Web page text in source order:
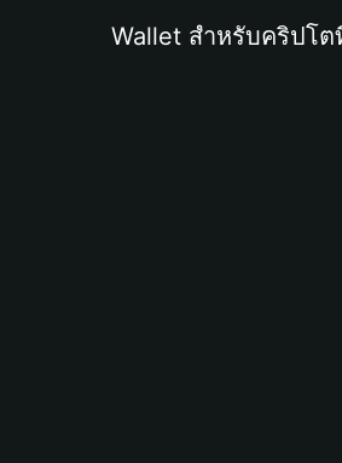
Wallet สำหรับคริปโ